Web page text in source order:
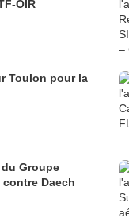
– CJTF-OIR
Toulon pour la
Groupe
Daech